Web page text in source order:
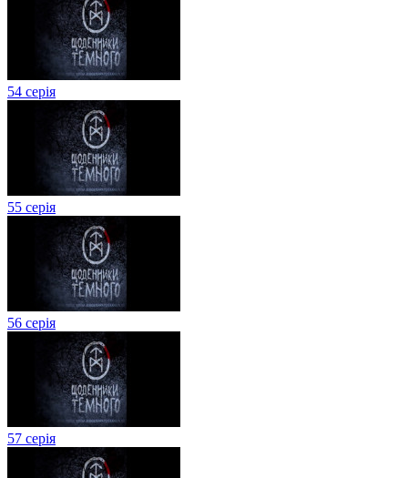
54 серія
55 серія
56 серія
57 серія